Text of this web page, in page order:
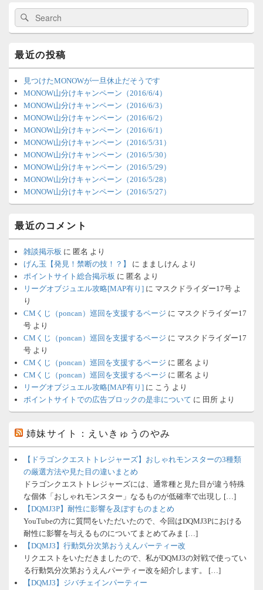
バ
ィ
ジ
ェ
ッ
ア
検
索:
検
索
最近の投稿
見つけたMONOWが一旦休止だそうです
MONOW山分けキャンペーン（2016/6/4）
MONOW山分けキャンペーン（2016/6/3）
MONOW山分けキャンペーン（2016/6/2）
MONOW山分けキャンペーン（2016/6/1）
MONOW山分けキャンペーン（2016/5/31）
MONOW山分けキャンペーン（2016/5/30）
MONOW山分けキャンペーン（2016/5/29）
MONOW山分けキャンペーン（2016/5/28）
MONOW山分けキャンペーン（2016/5/27）
最近のコメント
雑談掲示板 に 匿名 より
げん玉【発見！禁断の技！？】
に まましけん より
ポイントサイト総合掲示板 に 匿名 より
リーグオブジュエル攻略[MAP有り] に マスクドライダー17号 よ
り
CMくじ（poncan）巡回を支援するページ に マスクドライダー17
号 より
CMくじ（poncan）巡回を支援するページ に マスクドライダー17
号 より
CMくじ（poncan）巡回を支援するページ に 匿名 より
CMくじ（poncan）巡回を支援するページ に 匿名 より
リーグオブジュエル攻略[MAP有り] に こう より
ポイントサイトでの広告ブロックの是非について に 田所 より
姉妹サイト：えいきゅうのやみ
【ドラゴンクエストトレジャーズ】おしゃれモンスターの3種類
の厳選方法や見た目の違いまとめ
ドラゴンクエストトレジャーズには、通常種と見た目が違う特殊
な個体「おしゃれモンスター」なるものが低確率で出現し […]
【DQMJ3P】耐性に影響を及ぼすものまとめ
YouTubeの方に質問をいただいたので、今回はDQMJ3Pにおける
耐性に影響を与えるものについてまとめてみま […]
【DQMJ3】行動気分次第おうえんパーティー改
リクエストをいただきましたので、私がDQMJ3の対戦で使ってい
る行動気分次第おうえんパーティー改を紹介します。 […]
【DQMJ3】ジバチェインパーティー